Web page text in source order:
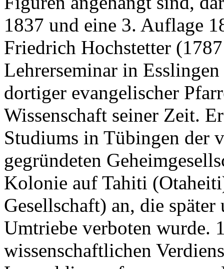
1837 und eine 3. Auflage
Friedrich Hochstetter
Lehrerseminar in
dortiger evangelischer
Wissenschaft seiner Zeit.
Studiums in Tübingen der
gegründeten
Kolonie auf Tahiti
Gesellschaft) an, die
Umtriebe verboten wurde.
wissenschaftlichen